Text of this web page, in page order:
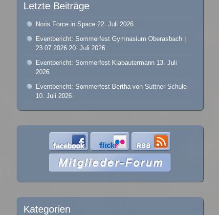
Letzte Beiträge
Noris Force in Space 22. Juli 2026
Eventbericht: Sommerfest Gymnasium Oberasbach |
23.07.2026 20. Juli 2026
Eventbericht: Sommerfest Klabautermann 13. Juli
2026
Eventbericht: Sommerfest Bertha-von-Suttner-Schule
10. Juli 2026
Kategorien